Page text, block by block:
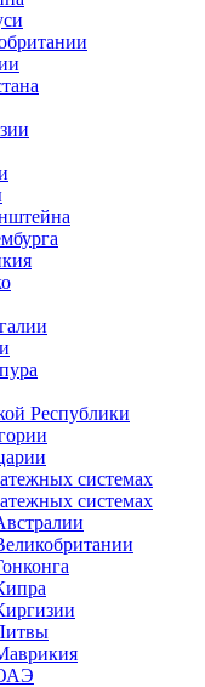
Республики
системах
системах